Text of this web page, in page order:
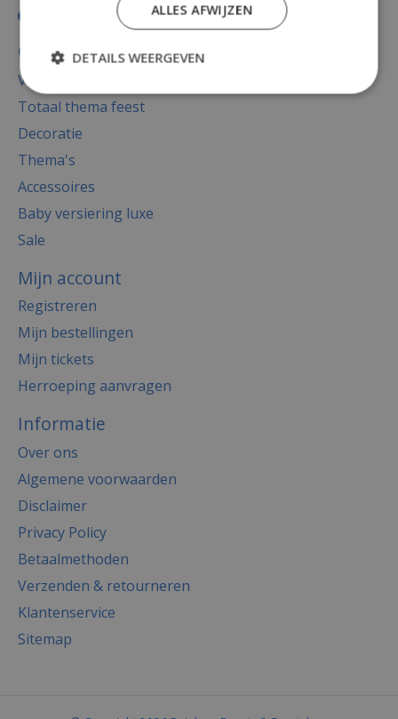
Categorieën
Versiering
Totaal thema feest
Decoratie
Thema's
Accessoires
Baby versiering luxe
Sale
Mijn account
Registreren
Mijn bestellingen
Mijn tickets
Herroeping aanvragen
Informatie
Over ons
Algemene voorwaarden
Disclaimer
Privacy Policy
Betaalmethoden
Verzenden & retourneren
Klantenservice
Sitemap
ALLES AFWIJZEN
DETAILS WEERGEVEN